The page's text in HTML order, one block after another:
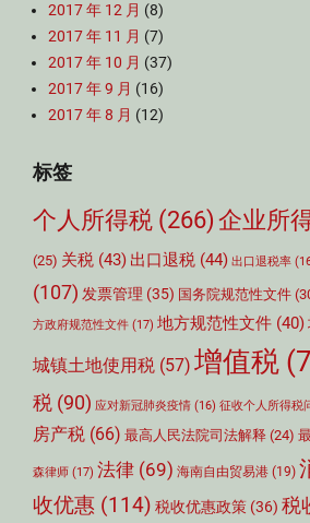
2017 年 12 月 (8)
2017 年 11 月 (7)
2017 年 10 月 (37)
2017 年 9 月 (16)
2017 年 8 月 (12)
标签
个人所得税 (266) 企业所
(25) 关税 (43) 出口退税 (44) 出口退税率
(107) 发票管理 (35) 国务院规范性文件
方政府规范性文件 (17) 地方规范性文件 (40)
城镇土地使用税 (57) 增值税
税 (90) 应对新冠肺炎疫情 (16) 征收个人所得税
房产税 (66) 最高人民法院司法解释 (24)
森律师 (17) 法律 (69) 海南自由贸易港 (19)
收优惠 (114) 税收优惠政策 (36) 税